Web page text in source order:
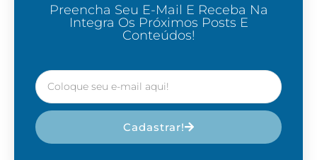
Preencha Seu E-Mail E Receba Na
Integra Os Próximos Posts E
Conteúdos!
Cadastrar!